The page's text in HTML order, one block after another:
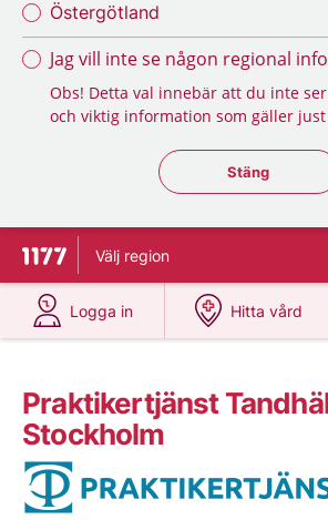
Östergötland
Jag vill inte se någon regional
Obs! Detta val innebär att du inte
och viktig information som gäller
Stäng
Stäng
Till startsidan för 1177
Välj region
Logga in
på 1177.se
Hitta vård
på 1177.se
Praktikertjänst
Stockholm